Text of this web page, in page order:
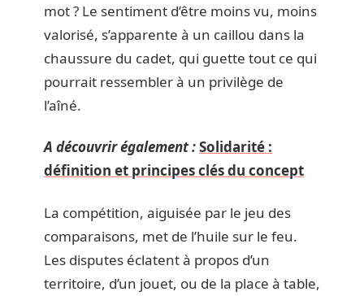
mot ? Le sentiment d’être moins vu, moins
valorisé, s’apparente à un caillou dans la
chaussure du cadet, qui guette tout ce qui
pourrait ressembler à un privilège de
l’aîné.
A découvrir également :Solidarité :
définition et principes clés du concept
La compétition, aiguisée par le jeu des
comparaisons, met de l’huile sur le feu.
Les disputes éclatent à propos d’un
territoire, d’un jouet, ou de la place à table,